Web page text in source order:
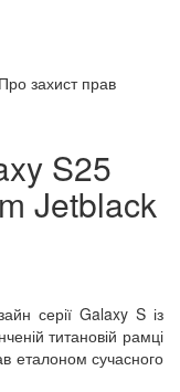
захист прав
S25
Jetblack
серії Galaxy S із
титановій рамці
еталоном сучасного